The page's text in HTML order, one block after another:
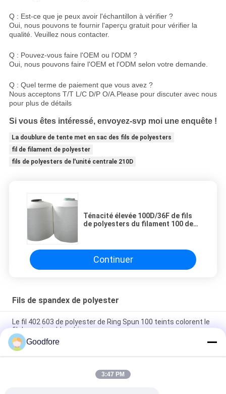
Q : Est-ce que je peux avoir l'échantillon à vérifier ?
Oui, nous pouvons te fournir l'aperçu gratuit pour vérifier la
qualité. Veuillez nous contacter.
Q : Pouvez-vous faire l'OEM ou l'ODM ?
Oui, nous pouvons faire l'OEM et l'ODM selon votre demande.
Q : Quel terme de paiement que vous avez ?
Nous acceptons T/T L/C D/P O/A.Please pour discuter avec nous
pour plus de détails
Si vous êtes intéressé, envoyez-svp moi une enquête !
La doublure de tente met en sac des fils de polyesters
fil de filament de polyester
fils de polyesters de l'unité centrale 210D
Ténacité élevée 100D/36F de fils
de polyesters du filament 100 de
Continuer
Fils de spandex de polyester
Le fil 402 603 de polyester de Ring Spun 100 teints colorent le
fil de couture blanchi
ruban de tissage blanc de 280d semi Matt Spandex Yarn
Filament Industrial
Filament blanc de fils de polyesters de FDY 100 pour la
Goodfore
3:47 PM